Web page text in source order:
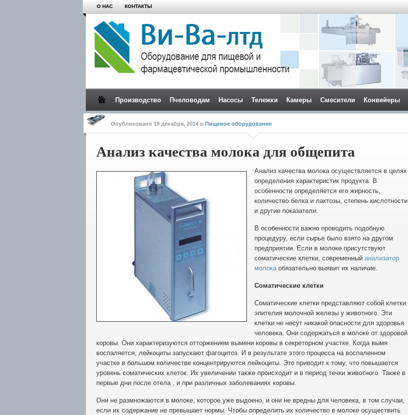
О НАС КОНТАКТЫ
Производство Пчеловодам Насосы Тележки Камеры Смесители Конвейеры
Опубликовано 18 декабря, 2014 в Пищевое оборудование
Анализ качества молока для общепита
Анализ качества молока осуществляется в целях
определения характеристик продукта. В
особенности определяется его жирность,
количество белка и лактозы, степень кислотности
и другие показатели.
В особенности важно проводить подобную
процедуру, если сырье было взято на другом
предприятии. Если в молоке присутствуют
соматические клетки, современный анализатор
молокаобязательно выявит их наличие.
Соматические клетки
Соматические клетки представляют собой клетки
эпителия молочной железы у животного. Эти
клетки не несут никакой опасности для здоровья
человека. Они содержаться в молоке от здоровой
коровы. Они характеризуются отторжением вымени коровы в секреторном участке. Когда вымя
воспаляется, лейкоциты запускают фагоцитоз. И в результате этого процесса на воспаленном
участке в большом количестве концентрируются лейкоциты. Это приводит к тому, что повышается
уровень соматических клеток. Их увеличении также происходит и в период течки животного. Также в
первые дни после отела , и при различных заболеваниях коровы.
Они не размножаются в молоке, которое уже выдоено, и они не вредны для человека, в том случаи,
если их содержание не превышает нормы. Чтобы определить их количество в молоке осуществить